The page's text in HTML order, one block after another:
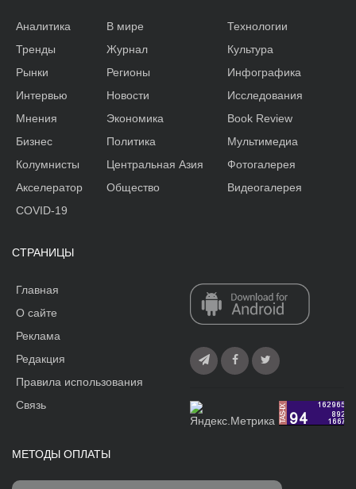
Аналитика
Тренды
Рынки
Интервью
Мнения
Бизнес
Колумнисты
Акселератор
В мире
Журнал
Регионы
Новости
Экономика
Политика
Центральная Азия
Общество
Технологии
Культура
Инфографика
Исследования
Book Review
Мультимедиа
Фотогалерея
Видеогалерея
COVID-19
СТРАНИЦЫ
Главная
О сайте
Реклама
Редакция
Правила использования
Связь
МЕТОДЫ ОПЛАТЫ